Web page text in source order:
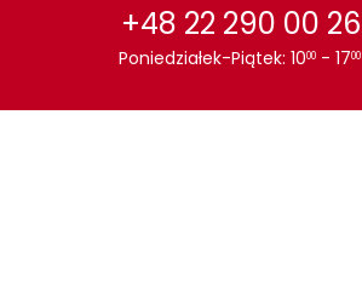
+48 22 290 00 26
Poniedziałek-Piątek: 1000 - 1700